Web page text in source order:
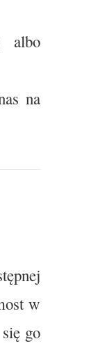
albo
na
w
go